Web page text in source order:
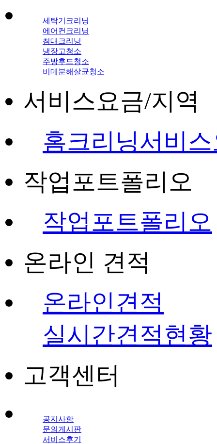
세탁기크리닝
에어컨크리닝
침대크리닝
냉장고청소
주방후드청소
비데분해살균청소
서비스요금/지역
홈크리닝서비
작업포트폴리오
작업포트폴리오
온라인 견적
온라인견적
실시간견적현황
고객센터
공지사항
문의게시판
서비스후기